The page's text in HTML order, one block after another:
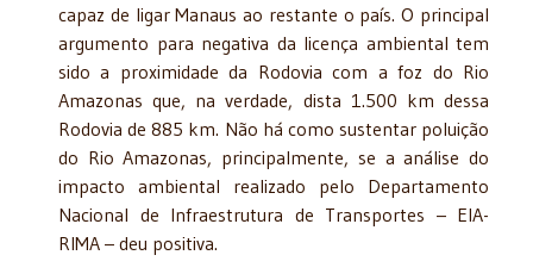
capaz de ligar Manaus ao restante o país. O principal
argumento para negativa da licença ambiental tem
sido a proximidade da Rodovia com a foz do Rio
Amazonas que, na verdade, dista 1.500 km dessa
Rodovia de 885 km. Não há como sustentar poluição
do Rio Amazonas, principalmente, se a análise do
impacto ambiental realizado pelo Departamento
Nacional de Infraestrutura de Transportes – EIA-
RIMA – deu positiva.